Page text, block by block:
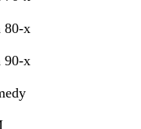
80-х
90-х
Умаров - Track 14
Умаров - Track 12